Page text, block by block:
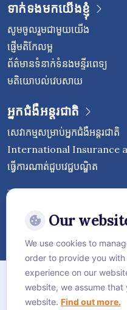
ទាក់ទងមកយើងខ្ញុំ
សូមចូលរួមជាមួយយើង
ផ្ញើមតិកែលម្អ
ព័ត៌មានទំនាក់ទំនងមន្ទីរពេទ្យ
មតិយោបល់វេបសាយ
អ្នកជំងឺអន្តរជាតិ
សេវាកម្មសម្រាប់អ្នកជំងឺអន្តរជាតិ
International Insurance
ធ្វើការណាត់ជួបវេជ្ជបណ្ឌិត
Follow Vejthani
Hospital
ផែនទីគេហទំព័រ
គោលការណ៍​ភាព​ឯកជន
Our
We use cookies to
order to provide you
experience on our
website, we assume
website. Find out more.